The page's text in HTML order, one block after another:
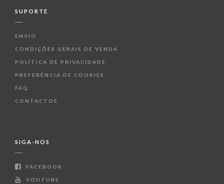
SUPORTE
ENVIO
CONDIÇÕES GERAIS DE VENDA
POLÍTICA DE PRIVACIDADE
PREFERÊNCIA DE COOKIES
FAQ
CONTACTOS
SIGA-NOS
FACEBOOK
YOUTUBE